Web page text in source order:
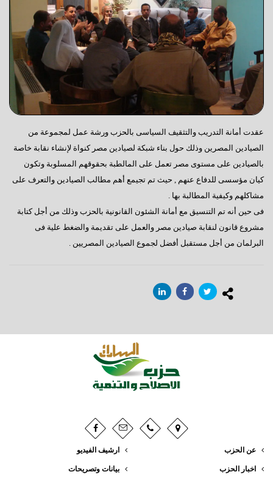
عقدت أمانة التدريب والتثقيف السياسى بالحزب ورشة عمل لمجموعة من
الصيادين المصرين وذلك حول بناء شبكة لصيادين مصر كنواة لإنشاء نقابة خاصة
بالصيادين على مستوى مصر تعمل على المالطبة بحقوقهم المسلوبة وتكون
كيان مؤسسى للدفاع عنهم , حيث تم تجيمع أهم مطالب الصيادين والتعرف على
مشاكلهم وكيفية المطالبة بها .
فى حين أنه تم التنسيق مع أمانة الشئون القانونية بالحزب وذلك من أجل كتابة
مشروع قانون لنقابة صيادين مصر والعمل على تقديمة والضغط علية فى
البرلمان من أجل مستقبل أفضل لجموع الصيادين المصريين .
عن الحزب
اخبار الحزب
ارشيف الفيديو
بيانات وتصريحات